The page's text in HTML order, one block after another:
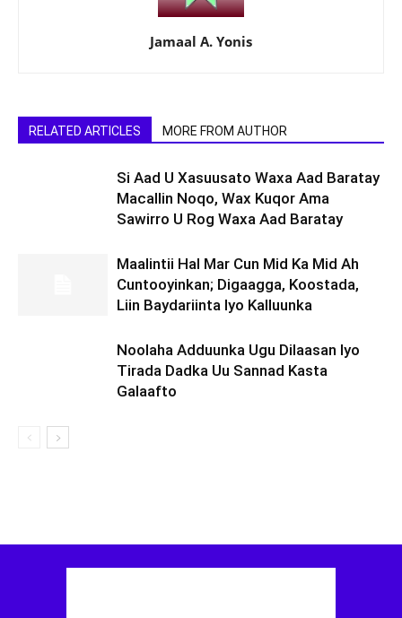
Jamaal A. Yonis
RELATED ARTICLES MORE FROM AUTHOR
Si Aad U Xasuusato Waxa Aad Baratay
Macallin Noqo, Wax Kuqor Ama
Sawirro U Rog Waxa Aad Baratay
Maalintii Hal Mar Cun Mid Ka Mid Ah
Cuntooyinkan; Digaagga, Koostada,
Liin Baydariinta Iyo Kalluunka
Noolaha Adduunka Ugu Dilaasan Iyo
Tirada Dadka Uu Sannad Kasta
Galaafto